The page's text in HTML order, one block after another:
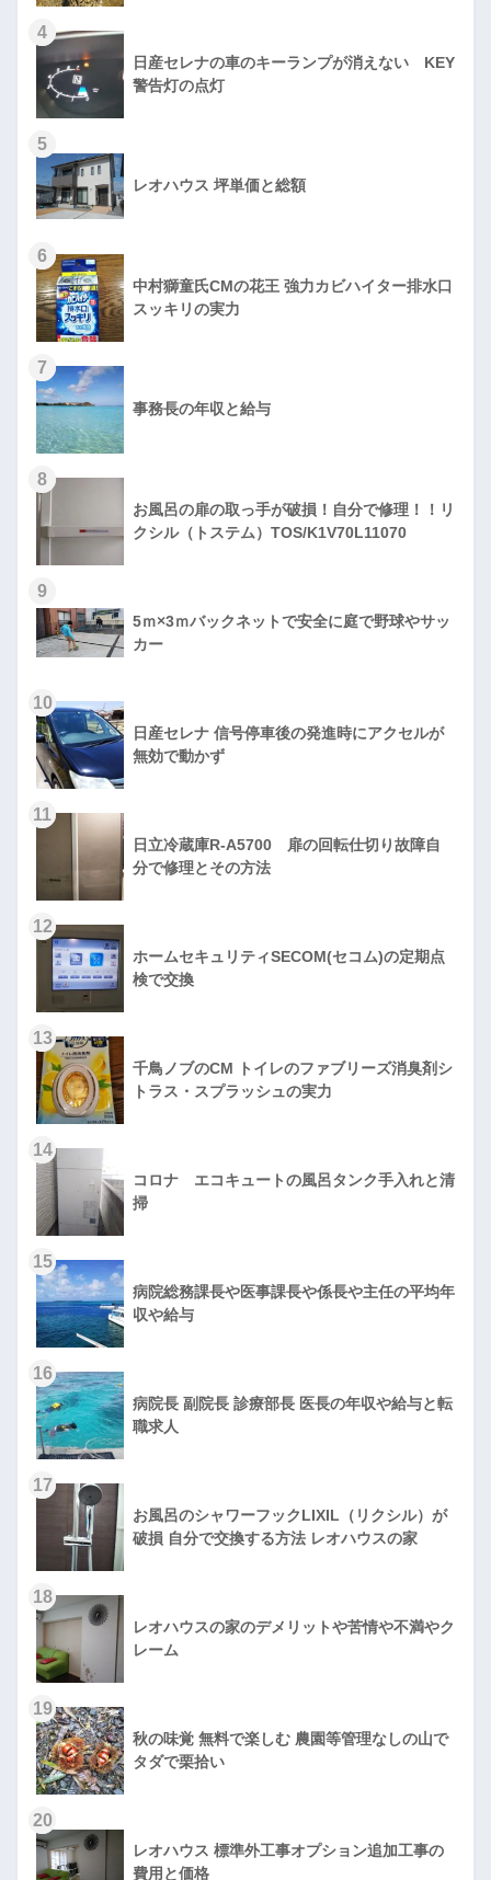
4
日産セレナの車のキーランプが消えない KEY
警告灯の点灯
5
レオハウス 坪単価と総額
6
中村獅童氏CMの花王 強力カビハイター排水口
スッキリの実力
7
事務長の年収と給与
8
お風呂の扉の取っ手が破損！自分で修理！！リ
クシル（トステム）TOS/K1V70L11070
9
5ｍ×3ｍバックネットで安全に庭で野球やサッ
カー
10
日産セレナ 信号停車後の発進時にアクセルが
無効で動かず
11
日立冷蔵庫R-A5700 扉の回転仕切り故障自
分で修理とその方法
12
ホームセキュリティSECOM(セコム)の定期点
検で交換
13
千鳥ノブのCM トイレのファブリーズ消臭剤シ
トラス・スプラッシュの実力
14
コロナ エコキュートの風呂タンク手入れと清
掃
15
病院総務課長や医事課長や係長や主任の平均年
収や給与
16
病院長 副院長 診療部長 医長の年収や給与と転
職求人
17
お風呂のシャワーフックLIXIL（リクシル）が
破損 自分で交換する方法 レオハウスの家
18
レオハウスの家のデメリットや苦情や不満やク
レーム
19
秋の味覚 無料で楽しむ 農園等管理なしの山で
タダで栗拾い
20
レオハウス 標準外工事オプション追加工事の
費用と価格